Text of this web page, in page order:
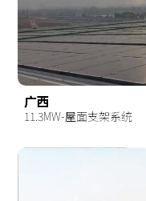
广西
11.3MW-屋面支架系统